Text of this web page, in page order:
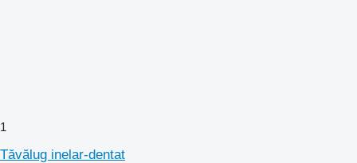
1
Tăvălug inelar-dentat